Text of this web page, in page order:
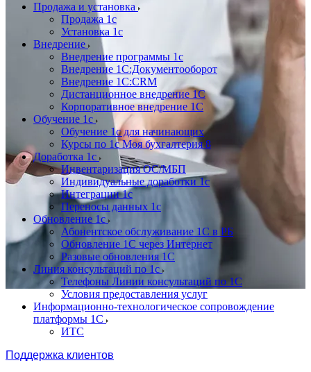
Продажа и установка
Продажа 1с
Установка 1с
Внедрение
Внедрение программы 1с
Внедрение 1С:Документооборот
Внедрение 1С:CRM
Дистанционное внедрение 1С
Корпоративное внедрение 1С
Обучение 1с
Обучение 1с для начинающих
Курсы по 1с Моя бухгалтерия 8
Доработка 1с
Инвентаризация ОС/МБП
Индивидуальные доработки 1с
Интеграции 1с
Переносы данных 1с
Обновление 1с
Абонентское обслуживание 1С в РБ
Обновление 1С через Интернет
Разовые обновления 1С
Линия консультаций по 1с
Телефоны Линии консультаций по 1С
Условия предоставления услуг
Информационно-технологическое сопровождение
платформы 1С
ИТС
Поддержка клиентов